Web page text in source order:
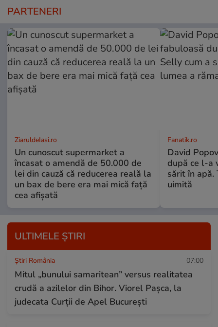
PARTENERI
ZiaruldeIasi.ro
Un cunoscut supermarket a
încasat o amendă de 50.000 de
lei din cauză că reducerea reală la
un bax de bere era mai mică față
cea afișată
Fanatik.ro
David
după ce l-a
sărit în apă.
uimită
ULTIMELE ȘTIRI
Știri România 07:00
Mitul „bunului samaritean” versus realitatea
crudă a azilelor din Bihor. Viorel Pașca, la
judecata Curții de Apel București